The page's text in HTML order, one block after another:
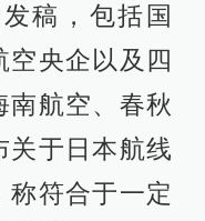
稿，包括国
空央企以及四
南航空、春秋
关于日本航线
称符合于一定